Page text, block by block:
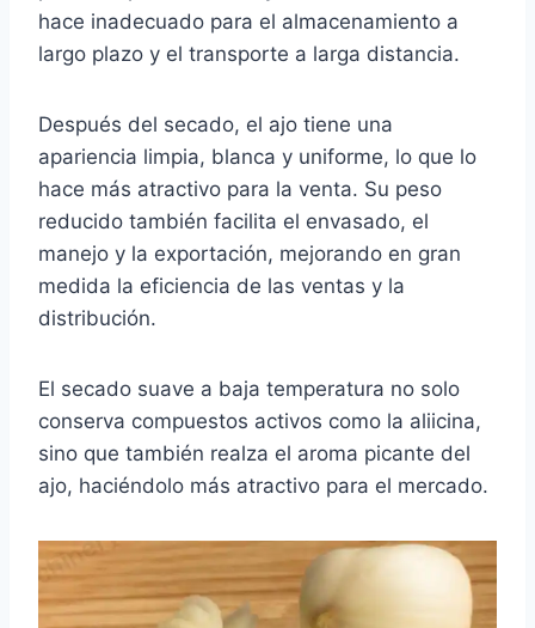
hace inadecuado para el almacenamiento a
largo plazo y el transporte a larga distancia.
Después del secado, el ajo tiene una
apariencia limpia, blanca y uniforme, lo que lo
hace más atractivo para la venta. Su peso
reducido también facilita el envasado, el
manejo y la exportación, mejorando en gran
medida la eficiencia de las ventas y la
distribución.
El secado suave a baja temperatura no solo
conserva compuestos activos como la aliicina,
sino que también realza el aroma picante del
ajo, haciéndolo más atractivo para el mercado.